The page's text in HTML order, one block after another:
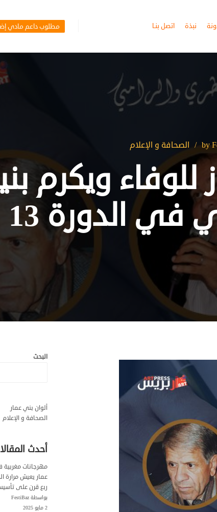
نبذة اتصل بنـا مطلوب داعم مادي
الصحافة و الإعلام
ويكرم
في الدورة 13
البحث
ألوان بني عمار
الصحافة و الإعلام
أحدث
مهرجانات
عمار يعيش مرارة
ربع قرن على
بواسطة FestiBaz
2 مايو 2025